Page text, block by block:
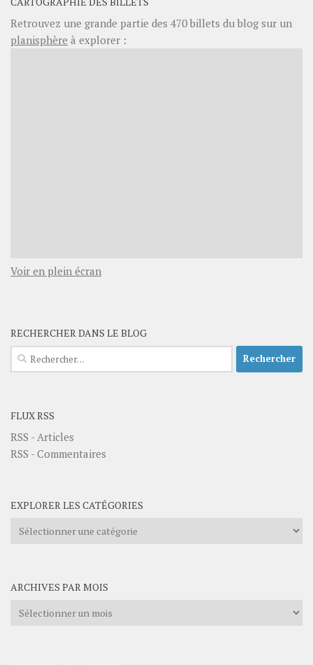
Retrouvez une grande partie des 470billets du blog sur un
planisphère à explorer :
Voir en plein écran
RECHERCHER DANS LE BLOG
Rechercher :
FLUX RSS
RSS - Articles
RSS - Commentaires
EXPLORER LES CATÉGORIES
Explorer
ARCHIVES PAR MOIS
Archives